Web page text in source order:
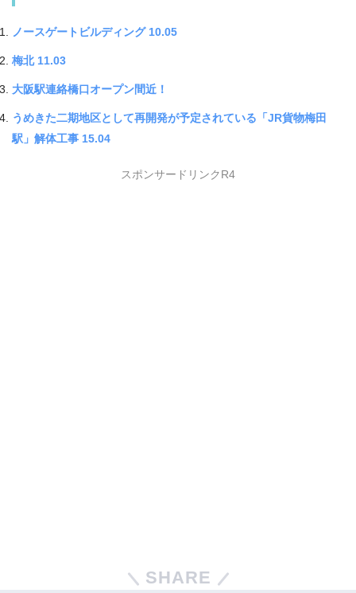
ノースゲートビルディング 10.05
梅北 11.03
大阪駅連絡橋口オープン間近！
うめきた二期地区として再開発が予定されている「JR貨物梅田
駅」解体工事 15.04
スポンサードリンクR4
SHARE